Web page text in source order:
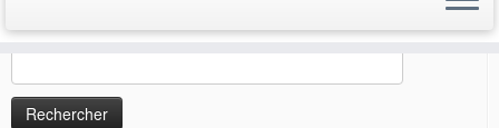
Rechercher